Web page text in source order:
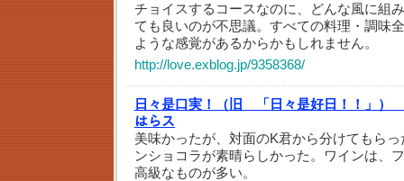
チョイスするコースなのに、どんな風に組
ても良いのが不思議。すべての料理・調味
ような感覚があるからかもしれません。
http://love.exblog.jp/9358368/
日々是口実！（旧 「日々是好日！！」）
はらス
美味かったが、対面のK君から分けてもら
ンショコラが素晴らしかった。ワインは、
高級なものが多い。